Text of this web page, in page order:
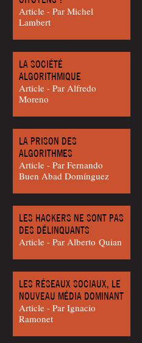
Article - Par Michel
Lambert
LA SOCIÉTÉ
ALGORITHMIQUE
Article - Par Alfre­do
Moreno
LA PRISON DES
ALGORITHMES
Article - Par Fer­nan­do
Buen Abad Domínguez
LES HACKERS NE SONT PAS
DES DÉLINQUANTS
Article - Par Alber­to Quian
LES RÉSEAUX SOCIAUX, LE
NOUVEAU MÉDIA DOMINANT
Article - Par Igna­cio
Ramonet